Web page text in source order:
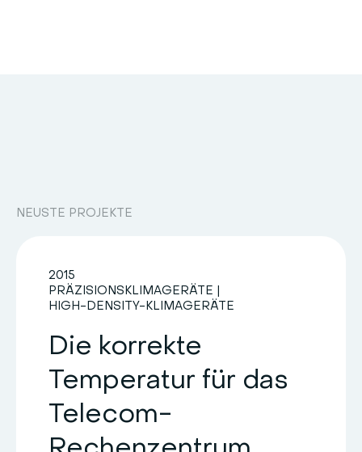
NEUSTE PROJEKTE
2015
PRÄZISIONSKLIMAGERÄTE
HIGH-DENSITY-KLIMAGERÄTE
Die korrekte
Temperatur für das
Telecom-